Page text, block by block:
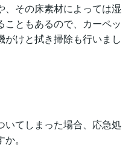
、その床素材によっては湿
ともあるので、カーペッ
がけと拭き掃除も行いまし
いてしまった場合、応急処
。